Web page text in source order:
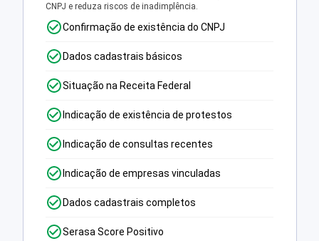
CNPJ e reduza riscos de inadimplência.
Confirmação de existência do CNPJ
Dados cadastrais básicos
Situação na Receita Federal
Indicação de existência de protestos
Indicação de consultas recentes
Indicação de empresas vinculadas
Dados cadastrais completos
Serasa Score Positivo